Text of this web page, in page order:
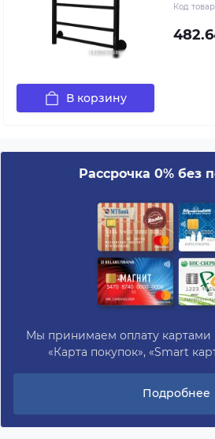
Код
В корзину
Рассрочка 0% без
Мы принимаем оплату картами
«Карта покупок», «Smart
Подробнее